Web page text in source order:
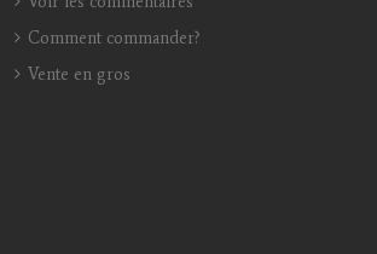
Comment commander?
Vente en gros